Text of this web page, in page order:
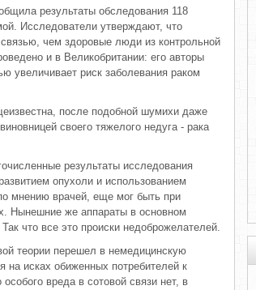
результаты обследования 118
Исследователи утверждают, что
чем здоровые люди из контрольной
и в Великобритании: его авторы
увеличивает риск заболевания раком
после подобной шумихи даже
своего тяжелого недуга - рака
результаты исследования
опухоли и использованием
мнению врачей, еще мог быть при
Нынешние же аппараты в основном
что все это происки недоброжелателей.
теории перешел в немедицинскую
на исках обиженных потребителей к
вреда в сотовой связи нет, в